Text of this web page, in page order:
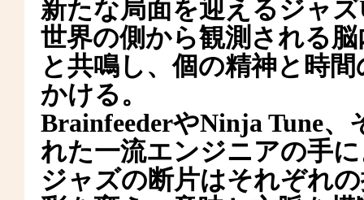
新たな局面を迎えるジャ
世界の側から観測される
と共鳴し、個の精神と時
かける。
BrainfeederやNinja Tune
れた一流エンジニアの手
ジャズの断片はそれぞれ